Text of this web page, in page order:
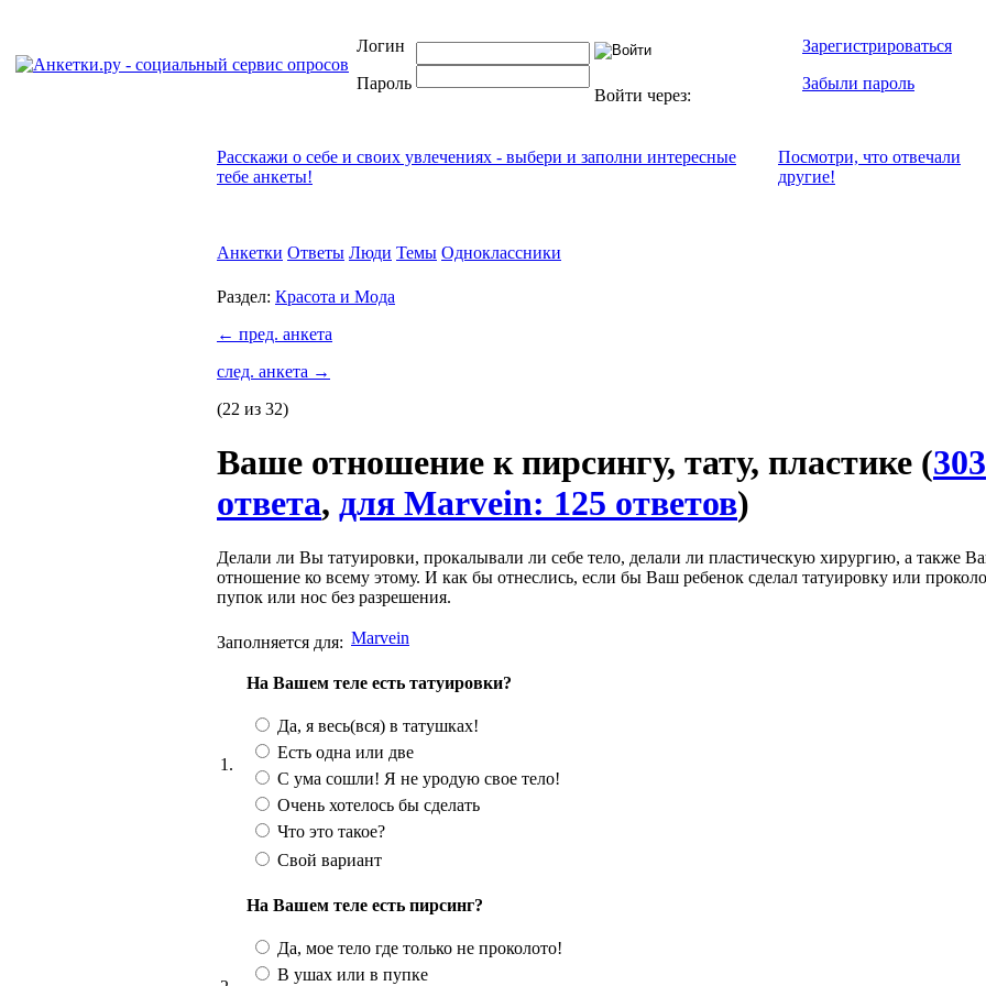
Логин
Пароль
Войти через:
Зарегистрироваться
Забыли пароль
Расскажи о себе и своих увлечениях - выбери и заполни интересные
тебе анкеты!
Посмотри, что отвeчали
другие!
Анкетки Ответы Люди Темы Одноклассники
Раздел: Красота и Мода
← пред. анкета
след. анкета →
(22 из 32)
Ваше отношение к пирсингу, тату, пластике (303
ответа, для Marvein: 125 ответов)
Делали ли Вы татуировки, прокалывали ли себе тело, делали ли пластическую хирургию, а также
отношение ко всему этому. И как бы отнеслись, если бы Ваш ребенок сделал татуировку или
пупок или нос без разрешения.
Заполняется для: Marvein
1.
На Вашем теле есть татуировки?
Да, я весь(вся) в татушках!
Есть одна или две
С ума сошли! Я не уродую свое тело!
Очень хотелось бы сделать
Что это такое?
Свой вариант
На Вашем теле есть пирсинг?
Да, мое тело где только не проколото!
В ушах или в пупке